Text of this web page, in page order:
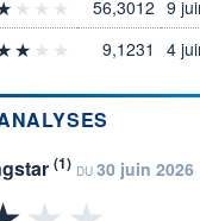
56,3012 9
9,1231 4
(1) DU 30 juin 2026